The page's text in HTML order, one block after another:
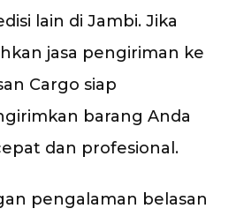
lain di Jambi. Jika
jasa pengiriman ke
Cargo siap
barang Anda
dan profesional.
pengalaman belasan